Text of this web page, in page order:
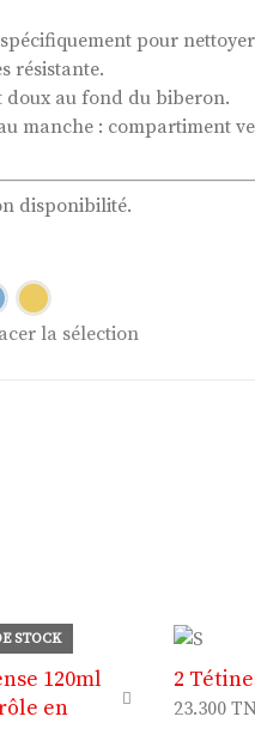
pour
résistante.
doux au fond du biberon.
manche : compartiment
disponibilité.
la sélection
STOCK
120ml
en
2
23.300